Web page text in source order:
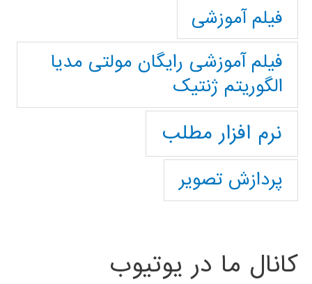
فیلم آموزشی
فیلم آموزشی رایگان مولتی مدیا
الگوریتم ژنتیک
نرم افزار مطلب
پردازش تصویر
کانال ما در یوتیوب